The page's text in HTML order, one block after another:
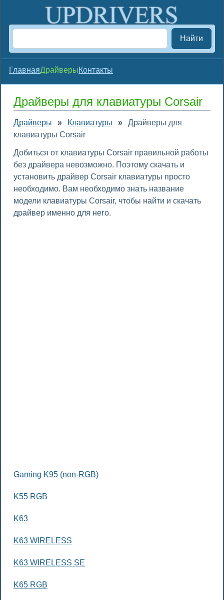
Найти
ГлавнаяДрайверыКонтакты
Драйверы для клавиатуры Corsair
Драйверы » Клавиатуры »
Драйверы для
клавиатуры Corsair
Добиться от клавиатуры Corsair правильной работы
без драйвера невозможно. Поэтому скачать и
установить драйвер Corsair клавиатуры просто
необходимо. Вам необходимо знать название
модели клавиатуры Corsair, чтобы найти и скачать
драйвер именно для него.
Gaming K95 (non-RGB)
K55 RGB
K63
K63 WIRELESS
K63 WIRELESS SE
K65 RGB